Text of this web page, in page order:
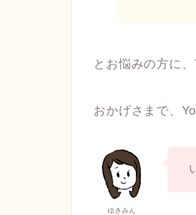
とお悩みの方に
おかげさまで、
ゆきみん